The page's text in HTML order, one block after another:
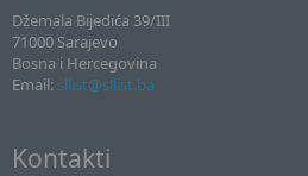
Džemala Bijedića 39/III
71000 Sarajevo
Bosna i Hercegovina
Email: sllist@sllist.ba
Kontakti